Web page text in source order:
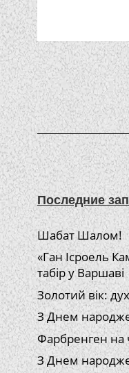
Последние
Шабат Шалом!
«Ган Ісроель
табір у Варшаві
Золотий вік:
З Днем
Фарбренген на
З Днем